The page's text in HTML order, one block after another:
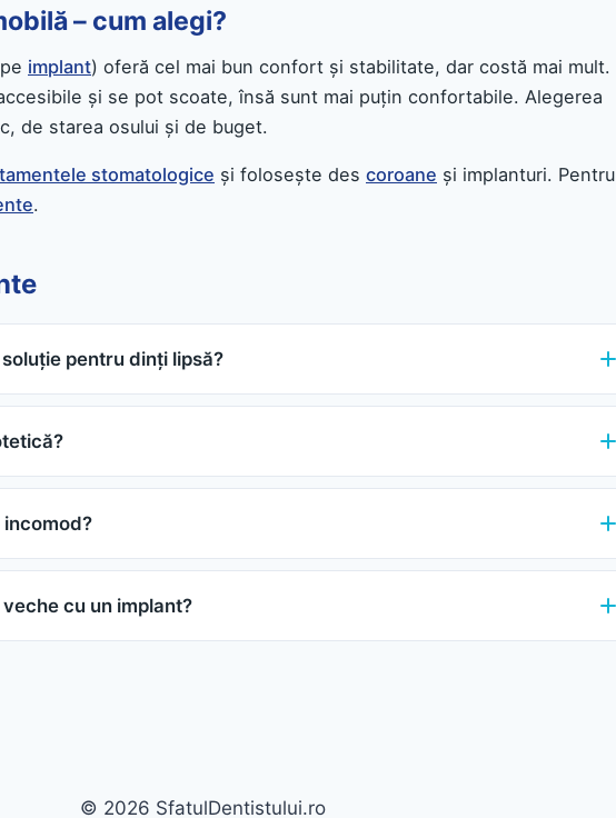
– cum alegi?
implant) oferă cel mai bun confort și stabilitate, dar costă mai mult.
și se pot scoate, însă sunt mai puțin confortabile. Alegerea
de starea osului și de buget.
stomatologice și folosește des coroane și implanturi. Pentru
.
pentru dinți lipsă?
incomod?
cu un implant?
© 2026 SfatulDentistului.ro